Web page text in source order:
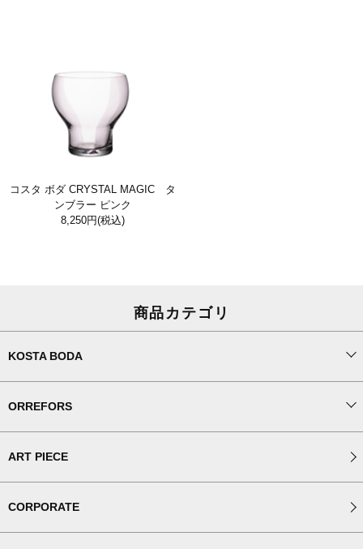
コスタ ボダ CRYSTAL MAGIC タ
ンブラー ピンク
8,250円(税込)
商品カテゴリ
KOSTA BODA
ORREFORS
ART PIECE
CORPORATE